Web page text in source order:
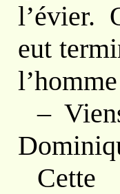
l’évier.
eut
–